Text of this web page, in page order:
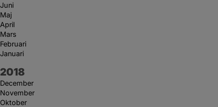
Juni
Maj
April
Mars
Februari
Januari
År:
2018
December
November
Oktober